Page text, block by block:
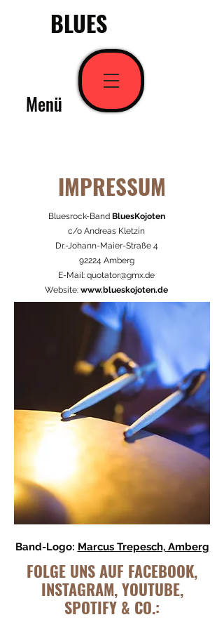
Menü
BLUES
IMPRESSUM
Bluesrock-Band BluesKojoten
c/o Andreas Kletzin
Dr.-Johann-Maier-Straße 4
92224 Amberg
E-Mail: quotator@gmx.de
Website: www.blueskojoten.de
Band-Logo: Marcus Trepesch, Amberg
FOLGE UNS AUF FACEBOOK,
INSTAGRAM, YOUTUBE,
SPOTIFY & CO.: